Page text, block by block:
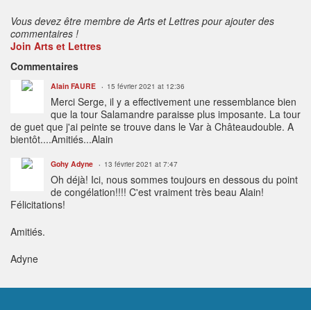
Vous devez être membre de Arts et Lettres pour ajouter des
commentaires !
Join Arts et Lettres
Commentaires
Alain FAURE 15 février 2021 at 12:36
Merci Serge, il y a effectivement une ressemblance bien
que la tour Salamandre paraisse plus imposante. La tour
de guet que j'ai peinte se trouve dans le Var à Châteaudouble. A
bientôt....Amitiés...Alain
Gohy Adyne 13 février 2021 at 7:47
Oh déjà! Ici, nous sommes toujours en dessous du point
de congélation!!!! C'est vraiment très beau Alain!
Félicitations!
Amitiés.
Adyne